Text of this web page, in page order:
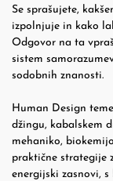
Se sprašujete,
izpolnjuje in kako
Odgovor na ta
sistem
sodobnih znanosti.
Human Design
džingu, kabalskem
mehaniko,
praktične strategije
energijski zasnovi,